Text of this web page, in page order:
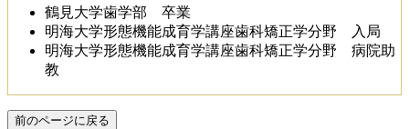
鶴見大学歯学部 卒業
明海大学形態機能成育学講座歯科矯正学分野 入局
明海大学形態機能成育学講座歯科矯正学分野 病院助
教
前のページに戻る